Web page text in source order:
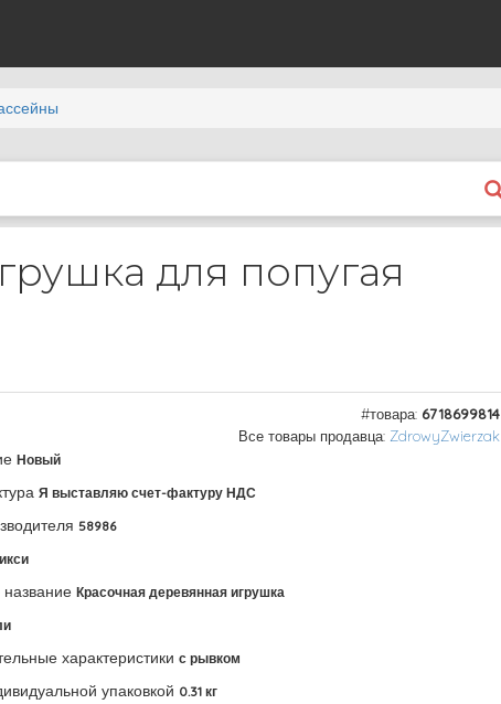
для попугая
#товара: 6718699814
Все товары продавца: ZdrowyZwierzak
Новый
Я выставляю счет-фактуру НДС
58986
название Красочная деревянная игрушка
характеристики с рывком
упаковкой 0.31 кг